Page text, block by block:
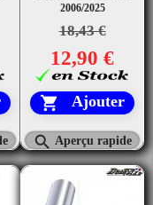
2006/2025
18,43 €
12,90 €
 Ajouter
 Aperçu rapide